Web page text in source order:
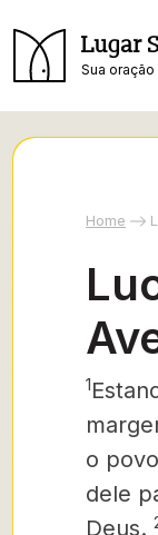
Lugar
Sua
Home
1
o
dele
Deus.